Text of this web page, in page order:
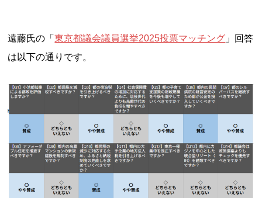
遠藤氏の「東京都議会議員選挙2025投票マッチング 」回答
は以下の通りです。